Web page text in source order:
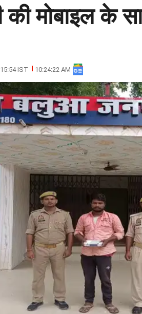
की मोबाइल के
IST 10:24:22 AM